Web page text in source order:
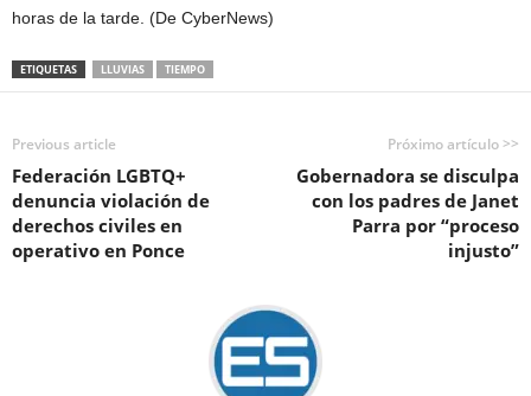
horas de la tarde. (De CyberNews)
ETIQUETAS LLUVIAS TIEMPO
Previous article
Federación LGBTQ+
denuncia violación de
derechos civiles en
operativo en Ponce
Próximo artículo >>
Gobernadora se disculpa
con los padres de Janet
Parra por “proceso
injusto”